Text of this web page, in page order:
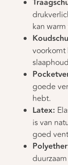
kan
goede
hebt.
Latex:
is van
goed